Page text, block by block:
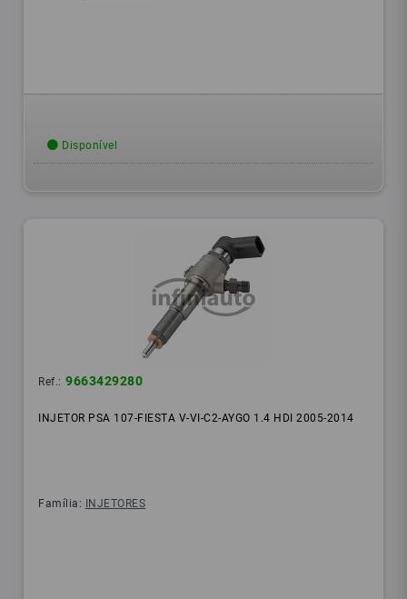
Disponível
Ref.: 9663429280
INJETOR PSA 107-FIESTA V-VI-C2-AYGO 1.4 HDI 2005-2014
Família: INJETORES